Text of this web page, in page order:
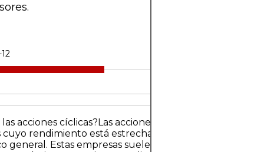
acciones cíclicas?Las acciones cíclicas son acciones
cuyo rendimiento está estrechamente vinculado al
general. Estas empresas suelen prosperar durante